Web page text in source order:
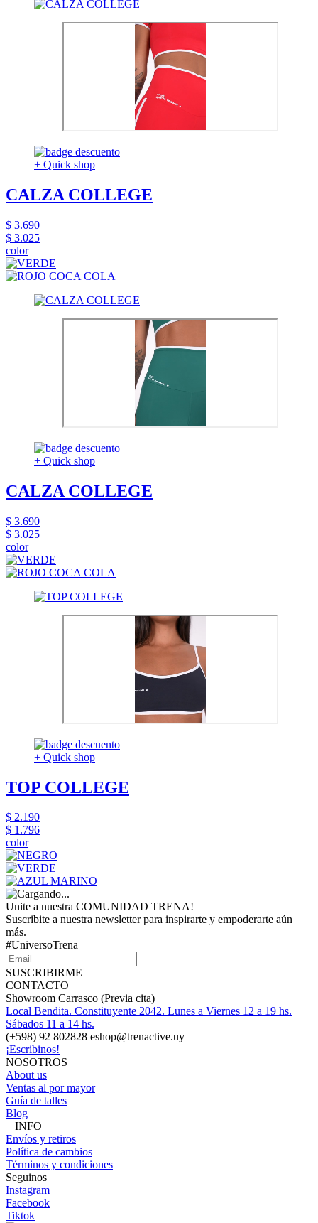
+ Quick shop
CALZA COLLEGE
$ 3.690
$ 3.025
color
+ Quick shop
CALZA COLLEGE
$ 3.690
$ 3.025
color
+ Quick shop
TOP COLLEGE
$ 2.190
$ 1.796
color
Unite a nuestra COMUNIDAD TRENA!
Suscribite a nuestra newsletter para inspirarte y empoderarte aún
más.
#UniversoTrena
SUSCRIBIRME
CONTACTO
Showroom Carrasco (Previa cita)
Local Bendita. Constituyente 2042. Lunes a Viernes 12 a 19 hs.
Sábados 11 a 14 hs.
(+598) 92 802828 eshop@trenactive.uy
¡Escribinos!
NOSOTROS
About us
Ventas al por mayor
Guía de talles
Blog
+ INFO
Envíos y retiros
Política de cambios
Términos y condiciones
Seguinos
Instagram
Facebook
Tiktok